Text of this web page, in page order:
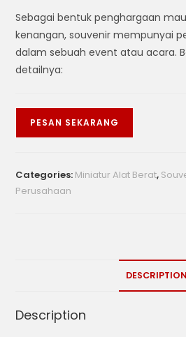
Sebagai bentuk penghargaan
kenangan, souvenir mempunyai
dalam sebuah event atau acara.
detailnya:
PESAN SEKARANG
Categories: Miniatur Alat Berat,
Perusahaan
DESCRIPTION
Description